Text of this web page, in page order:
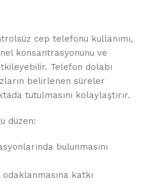
cep telefonu kullanımı,
konsantrasyonunu ve
Telefon dolabı
belirlenen süreler
tutulmasını kolaylaştırır.
düzen:
bulunmasını
katkı